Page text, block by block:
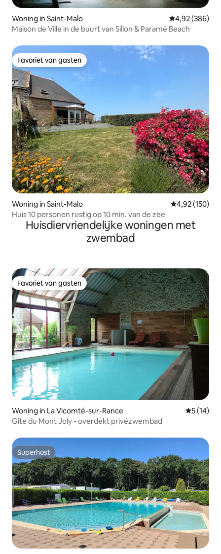
Woning in Saint-Malo Gemiddelde
4,92 (386)
Maison de Ville in de buurt van Sillon & Paramé Beach
Favoriet van gasten
Favoriet van gasten
Woning in Saint-Malo Gemiddelde
4,92 (150)
Huis 10 personen rustig op 10 min. van de zee
Huisdiervriendelijke woningen met
zwembad
Favoriet van gasten
Favoriet van gasten
Woning in La Vicomté-sur-Rance
5 (14)
Gîte du Mont Joly - overdekt privézwembad
Superhost
Superhost